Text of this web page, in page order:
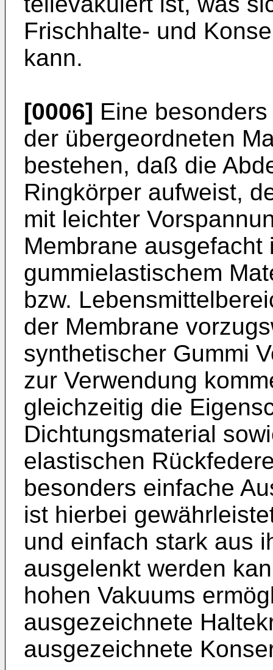
Frischhalte- und
kann.
[0006] Eine
der übergeordneten
bestehen, daß die
Ringkörper aufweist,
mit leichter
Membrane ausgefacht
gummielastischem
bzw.
der Membrane
synthetischer Gummi
zur Verwendung
gleichzeitig die
Dichtungsmaterial
elastischen
besonders einfache
ist hierbei
und einfach stark aus
ausgelenkt werden
hohen Vakuums
ausgezeichnete
ausgezeichnete